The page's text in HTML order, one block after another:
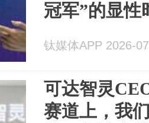
冠军”的显性
钛媒体APP 2026-
可达智灵
赛道上，我